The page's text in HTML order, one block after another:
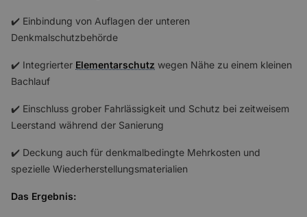
✔️ Einbindung von Auflagen der unteren
Denkmalschutzbehörde
✔️ Integrierter Elementarschutz wegen Nähe zu einem kleinen
Bachlauf
✔️ Einschluss grober Fahrlässigkeit und Schutz bei zeitweisem
Leerstand während der Sanierung
✔️ Deckung auch für denkmalbedingte Mehrkosten und
spezielle Wiederherstellungsmaterialien
Das Ergebnis: